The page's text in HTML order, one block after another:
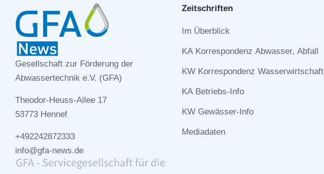
Gesellschaft zur Förderung der
Abwassertechnik e.V. (GFA)
Theodor-Heuss-Allee 17
53773 Hennef
+492242872333
info@gfa-news.de
Zeitschriften
Navigation
Im Überblick
KA Korrespondenz Abwasser, Abfall
KW Korrespondenz Wasserwirtschaft
KA Betriebs-Info
KW Gewässer-Info
Mediadaten